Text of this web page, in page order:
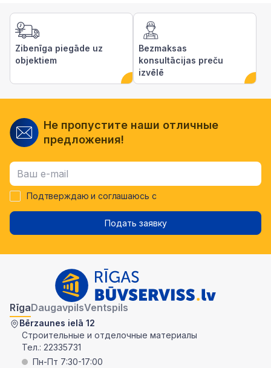
Zibenīga piegāde uz
objektiem
Bezmaksas
konsultācijas preču
izvēlē
Не пропустите наши отличные
предложения!
Подтверждаю и соглашаюсь с
Подать заявку
RīgaDaugavpilsVentspils
Bērzaunes ielā 12
Строительные и отделочные материалы
Тел.: 22335731
Пн-Пт 7:30-17:00